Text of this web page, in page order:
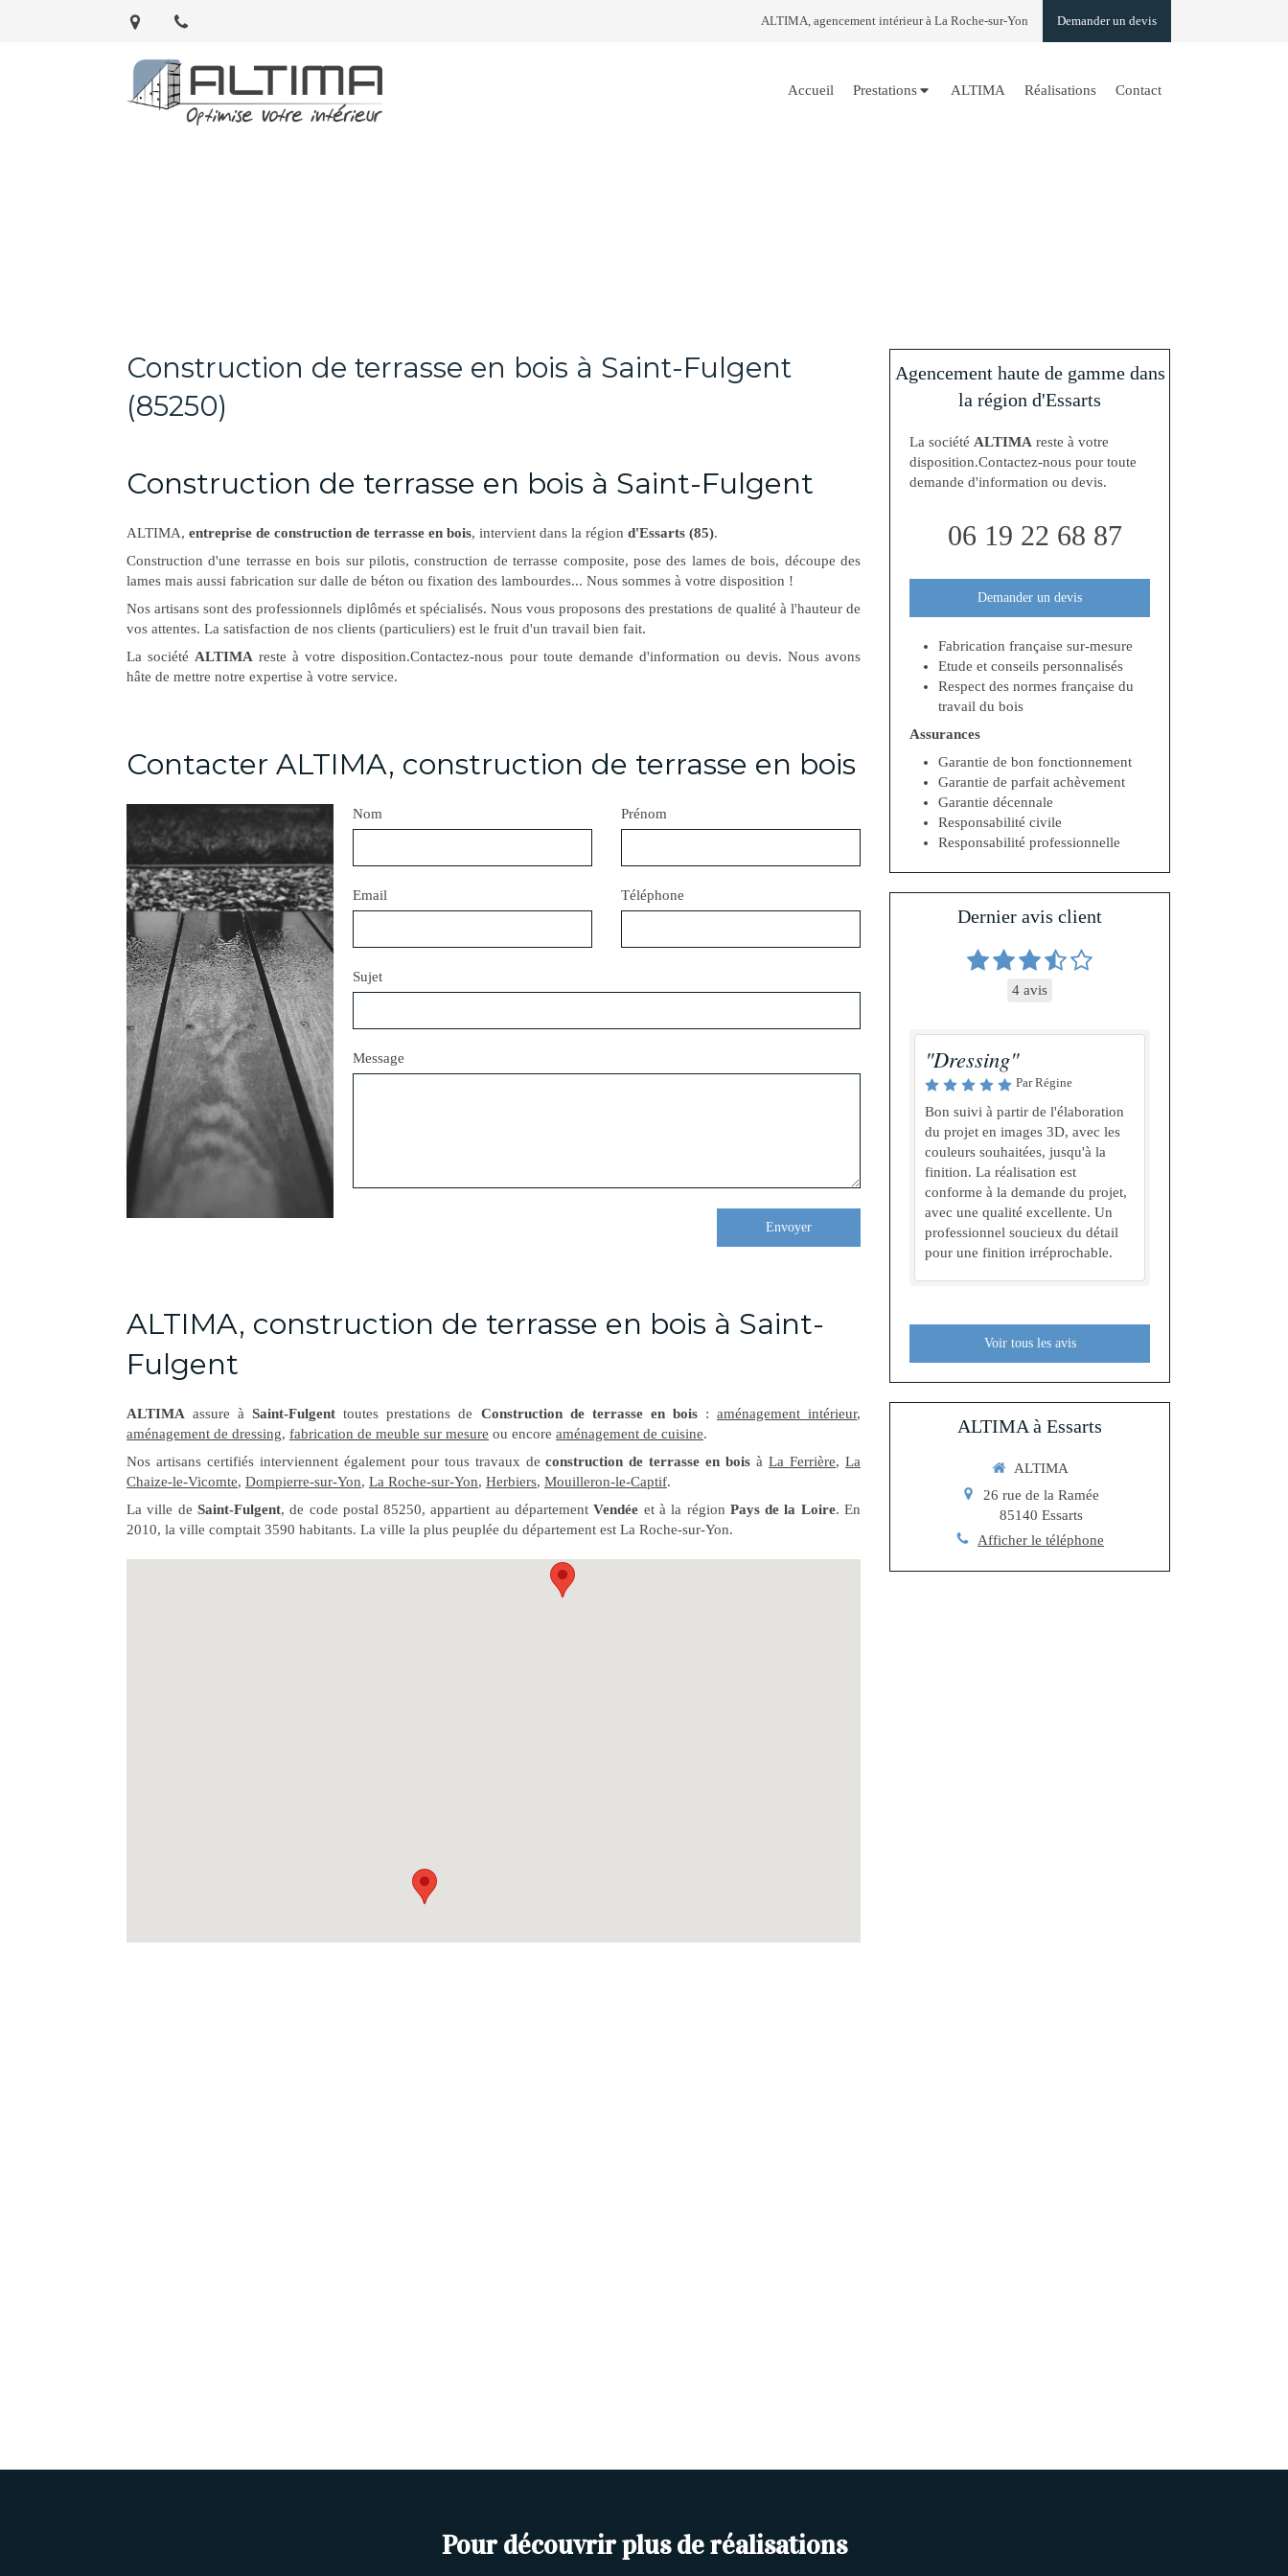
Demander un devis
ALTIMA, agencement intérieur à La Roche-sur-Yon
Accueil Prestations ALTIMA Réalisations Contact
Construction de terrasse en bois à Saint-Fulgent
(85250)
Construction de terrasse en bois à Saint-Fulgent
ALTIMA, entreprise de construction de terrasse en bois, intervient dans la région d'Essarts (85).
Construction d'une terrasse en bois sur pilotis, construction de terrasse composite, pose des lames de bois, découpe des
lames mais aussi fabrication sur dalle de béton ou fixation des lambourdes... Nous sommes à votre disposition !
Nos artisans sont des professionnels diplômés et spécialisés. Nous vous proposons des prestations de qualité à l'hauteur de
vos attentes. La satisfaction de nos clients (particuliers) est le fruit d'un travail bien fait.
La société ALTIMA reste à votre disposition.Contactez-nous pour toute demande d'information ou devis. Nous avons
hâte de mettre notre expertise à votre service.
Contacter ALTIMA, construction de terrasse en bois
Nom Prénom
Email Téléphone
Sujet
Message
Envoyer
ALTIMA, construction de terrasse en bois à Saint-
Fulgent
ALTIMA assure àSaint-Fulgent toutes prestations de Construction de terrasse en bois: aménagement intérieur,
aménagement de dressing, fabrication de meuble sur mesure ou encore aménagement de cuisine.
Nos artisans certifiés interviennent également pour tous travaux deconstruction de terrasse en bois àLa Ferrière,La
Chaize-le-Vicomte, Dompierre-sur-Yon, La Roche-sur-Yon, Herbiers, Mouilleron-le-Captif.
La ville de Saint-Fulgent, de code postal 85250, appartient au départementVendée et à la région Pays de la Loire. En
2010, la ville comptait 3590 habitants. La ville la plus peuplée du département est La Roche-sur-Yon.
Agencement haute de gamme dans
la région d'Essarts
La société ALTIMA reste à votre
disposition.Contactez-nous pour toute
demande d'information ou devis.
06 19 22 68 87
Demander un devis
Fabrication française sur-mesure
Etude et conseils personnalisés
Respect des normes française du
travail du bois
Assurances
Garantie de bon fonctionnement
Garantie de parfait achèvement
Garantie décennale
Responsabilité civile
Responsabilité professionnelle
Dernier avis client
4 avis
"Dressing"
Par Régine
Bon suivi à partir de l'élaboration
du projet en images 3D, avec les
couleurs souhaitées, jusqu'à la
finition. La réalisation est
conforme à la demande du projet,
avec une qualité excellente. Un
professionnel soucieux du détail
pour une finition irréprochable.
Voir tous les avis
ALTIMA à Essarts
ALTIMA
26 rue de la Ramée
85140 Essarts
Afficher le téléphone
Pour découvrir plus de réalisations